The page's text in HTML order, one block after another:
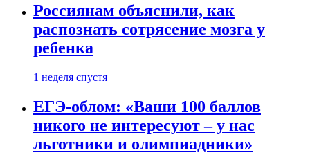
Россиянам объяснили, как
распознать сотрясение мозга у
ребенка
1 неделя спустя
ЕГЭ-облом: «Ваши 100 баллов
никого не интересуют – у нас
льготники и олимпиадники»